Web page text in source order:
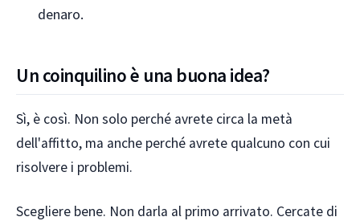
denaro.
Un coinquilino è una buona idea?
Sì, è così. Non solo perché avrete circa la metà
dell'affitto, ma anche perché avrete qualcuno con cui
risolvere i problemi.
Scegliere bene. Non darla al primo arrivato. Cercate di